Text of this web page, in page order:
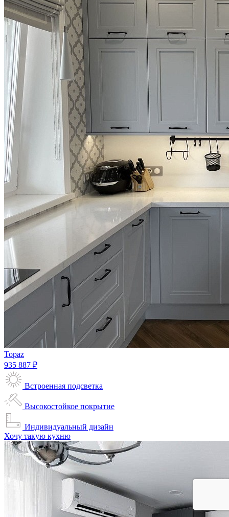
Topaz
935 887 ₽
Встроенная подсветка
Высокостойкое покрытие
Индивидуальный дизайн
Хочу такую кухню